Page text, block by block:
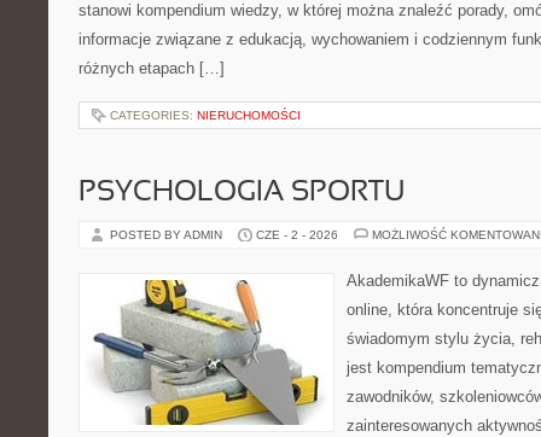
stanowi kompendium wiedzy, w której można znaleźć porady,
informacje związane z edukacją, wychowaniem i codziennym
różnych etapach […]
CATEGORIES: NIERUCHOMOŚCI
PSYCHOLOGIA SPORTU
POSTED BY ADMIN CZE - 2 - 2026 MOŻLIWOŚĆ
AkademikaWF to
online, która koncentruje
świadomym stylu życia,
jest kompendium
zawodników,
zainteresowanych